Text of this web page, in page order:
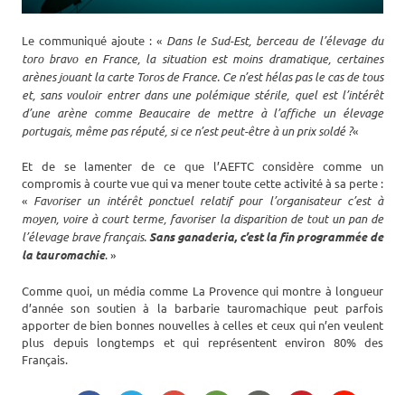
Le communiqué ajoute : « Dans le Sud-Est, berceau de l’élevage du
toro bravo en France, la situation est moins dramatique, certaines
arènes jouant la carte Toros de France. Ce n’est hélas pas le cas de tous
et, sans vouloir entrer dans une polémique stérile, quel est l’intérêt
d’une arène comme Beaucaire de mettre à l’affiche un élevage
portugais, même pas réputé, si ce n’est peut-être à un prix soldé ?«
Et de se lamenter de ce que l’AEFTC considère comme un
compromis à courte vue qui va mener toute cette activité à sa perte :
« Favoriser un intérêt ponctuel relatif pour l’organisateur c’est à
moyen, voire à court terme, favoriser la disparition de tout un pan de
l’élevage brave français.Sans ganaderia, c’est la fin programmée de
la tauromachie. »
Comme quoi, un média comme La Provence qui montre à longueur
d’année son soutien à la barbarie tauromachique peut parfois
apporter de bien bonnes nouvelles à celles et ceux qui n’en veulent
plus depuis longtemps et qui représentent environ 80% des
Français.